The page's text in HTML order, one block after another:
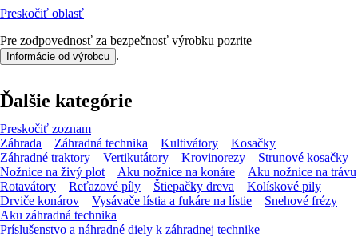
Preskočiť oblasť
Pre zodpovednosť za bezpečnosť výrobku pozrite
Informácie od výrobcu .
Ďalšie kategórie
Preskočiť zoznam
Záhrada
Záhradná technika Kultivátory
Kosačky
Záhradné traktory
Vertikutátory Krovinorezy
Strunové kosačky
Nožnice na živý plot
Aku nožnice na konáre
Aku nožnice na trávu
Rotavátory
Reťazové píly Štiepačky dreva
Kolískové pily
Drviče konárov
Vysávače lístia a fukáre na lístie
Snehové frézy
Aku záhradná technika
Príslušenstvo a náhradné diely k záhradnej technike